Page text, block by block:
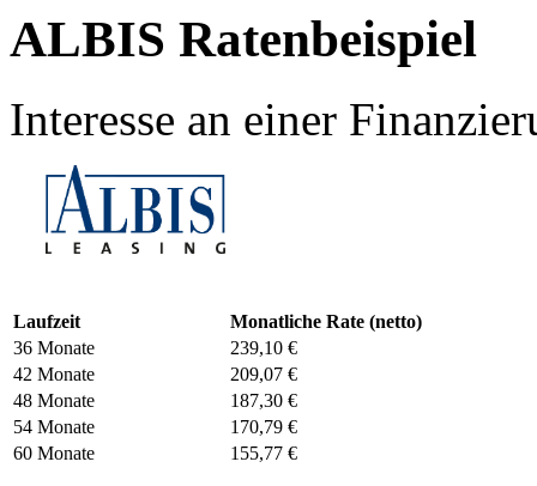
ALBIS Ratenbeispiel
Interesse an einer
Laufzeit
Monatliche Rate (netto)
36 Monate
239,10 €
42 Monate
209,07 €
48 Monate
187,30 €
54 Monate
170,79 €
60 Monate
155,77 €